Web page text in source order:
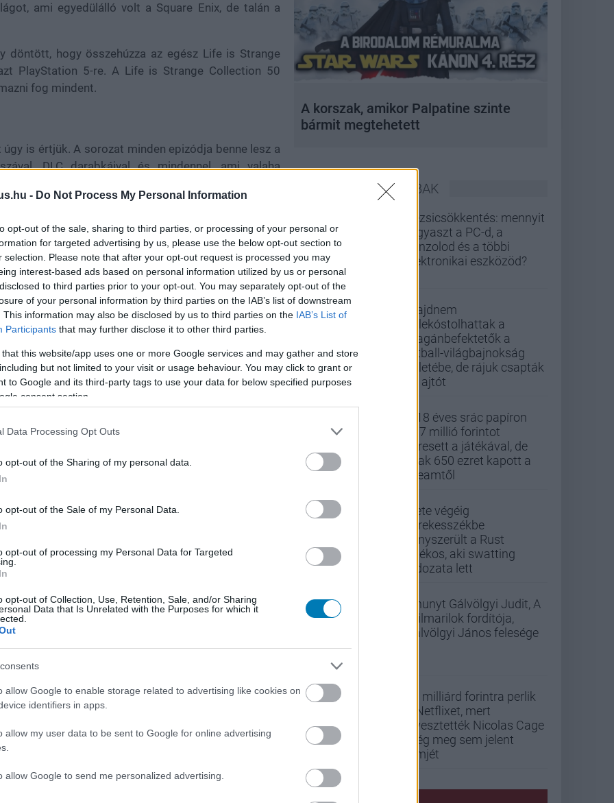
- Do Not Process My Personal Information
opt-out of the sale, sharing to third parties, or processing of your personal or
for targeted advertising by us, please use the below opt-out section to
selection. Please note that after your opt-out request is processed you may
interest-based ads based on personal information utilized by us or personal
to third parties prior to your opt-out. You may separately opt-out of the
of your personal information by third parties on the IAB’s list of downstream
This information may also be disclosed by us to third parties on the IAB’s List of
Participants that may further disclose it to other third parties.
that this website/app uses one or more Google services and may gather and store
but not limited to your visit or usage behaviour. You may click to grant or
to Google and its third-party tags to use your data for below specified purposes
consent section.
Data Processing Opt Outs
opt-out of the Sharing of my personal data.
opt-out of the Sale of my Personal Data.
opt-out of processing my Personal Data for Targeted
opt-out of Collection, Use, Retention, Sale, and/or Sharing
Data that Is Unrelated with the Purposes for which it
allow Google to enable storage related to advertising like cookies on
identifiers in apps.
allow my user data to be sent to Google for online advertising
allow Google to send me personalized advertising.
ami egyedülálló volt a Square Enix, de talán a
döntött, hogy összehúzza az egész Life is Strange
PlayStation 5-re. A Life is Strange Collection 50
fog mindent.
is értjük. A sorozat minden epizódja benne lesz a
DLC darabkáival és mindennel, ami valaha
lesz a True Colours és a Double Exposure fizikai
a Life is Strange 2 és a Before the Storm
narrative adventures along with all released DLC
Collection box for PlayStation 5 on October
arra lennénk kíváncsiak, hogy hogyan is néz majd ki
állnak elő a srácok, de azt pláne, hogy
A Switches változatokra például ráférne egy
a gyengécske hardver kötöttségeitől.
videók, minden, ami 1-2 percbe belefér.
hangulata – Jön a második forduló! (X)
PlayStation 4
Collection
A korszak, amikor Palpatine szinte
bármit megtehetett
LEGOLVASOTTABBAK
Rezsicsökkentés: mennyit
fogyaszt a PC-d, a
konzolod és a többi
elektronikai eszközöd?
Majdnem
belekóstolhattak a
magánbefektetők a
futball-világbajnokság
üzletébe, de rájuk csapták
az ajtót
A 18 éves srác papíron
437 millió forintot
keresett a játékával, de
csak 650 ezret kapott a
Steamtől
Élete végéig
kerekesszékbe
kényszerült a Rust
játékos, aki swatting
áldozata lett
Elhunyt Gálvölgyi Judit, A
szilmarilok fordítója,
Gálvölgyi János felesége
33 milliárd forintra perlik
a Netflixet, mert
elvesztették Nicolas Cage
még meg sem jelent
filmjét